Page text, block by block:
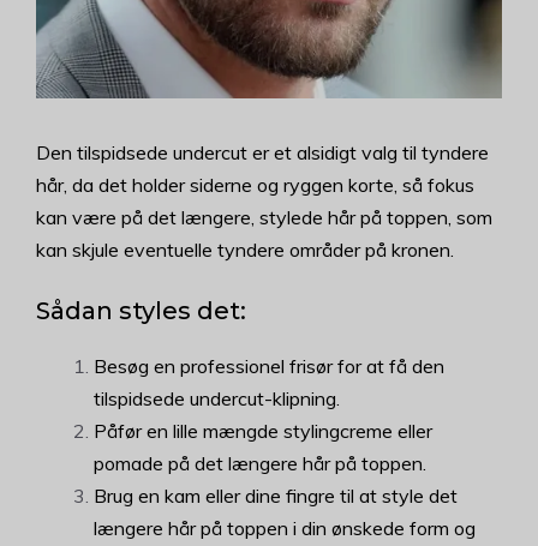
Den tilspidsede undercut er et alsidigt valg til tyndere
hår, da det holder siderne og ryggen korte, så fokus
kan være på det længere, stylede hår på toppen, som
kan skjule eventuelle tyndere områder på kronen.
Sådan styles det:
Besøg en professionel frisør for at få den
tilspidsede undercut-klipning.
Påfør en lille mængde stylingcreme eller
pomade på det længere hår på toppen.
Brug en kam eller dine fingre til at style det
længere hår på toppen i din ønskede form og